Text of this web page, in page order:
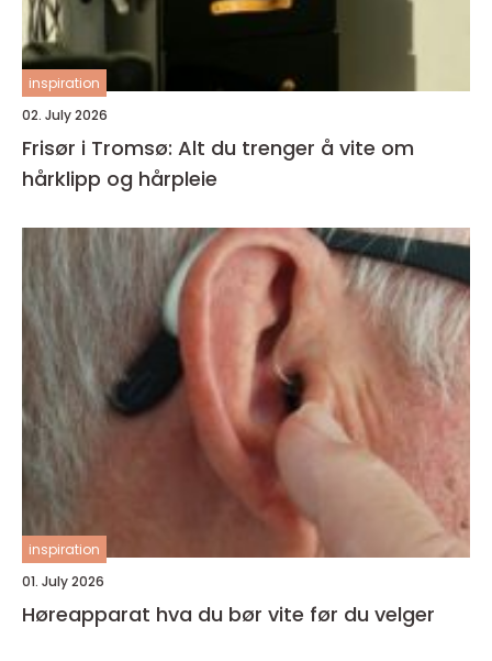
inspiration
02. July 2026
Frisør i Tromsø: Alt du trenger å vite om
hårklipp og hårpleie
inspiration
01. July 2026
Høreapparat hva du bør vite før du velger